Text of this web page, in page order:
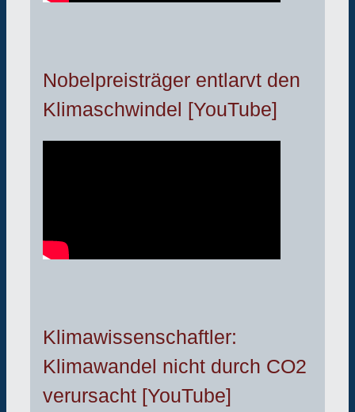
Nobelpreisträger entlarvt den
Klimaschwindel [YouTube]
Klimawissenschaftler:
Klimawandel nicht durch CO2
verursacht [YouTube]